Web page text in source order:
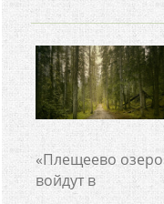
«Плещеево
войдут в